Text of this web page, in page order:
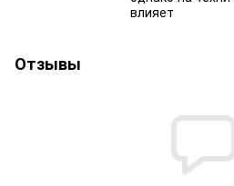
влияет
Отзывы